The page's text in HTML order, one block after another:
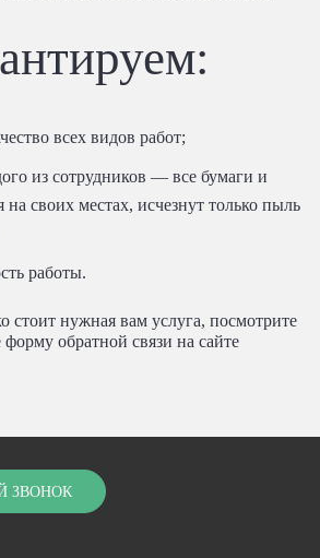
всех видов работ;
из сотрудников — все бумаги и
на своих местах, исчезнут только пыль
работы.
стоит нужная вам услуга, посмотрите
обратной связи на сайте
ЗВОНОК